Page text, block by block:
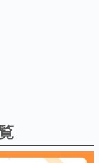
えた影響を探る企